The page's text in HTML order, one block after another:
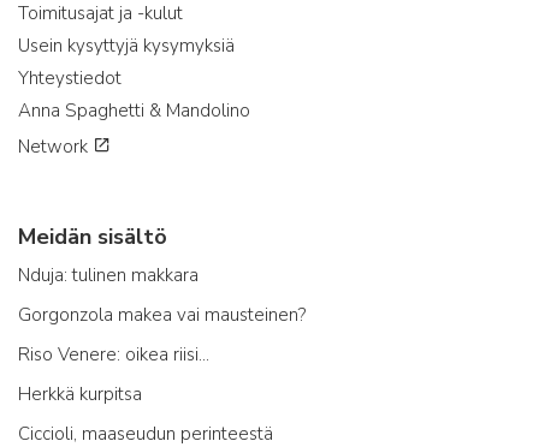
Toimitusajat ja -kulut
Usein kysyttyjä kysymyksiä
Yhteystiedot
Anna Spaghetti & Mandolino
Network
Meidän sisältö
Nduja: tulinen makkara
Gorgonzola makea vai mausteinen?
Riso Venere: oikea riisi...
Herkkä kurpitsa
Ciccioli, maaseudun perinteestä